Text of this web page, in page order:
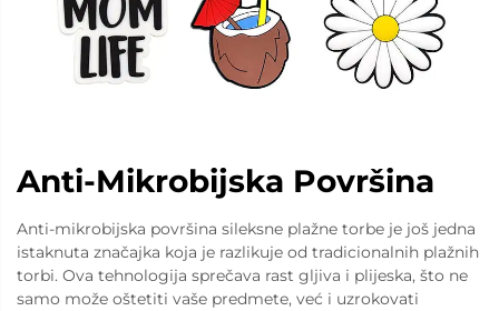
Anti-Mikrobijska Površina
Anti-mikrobijska površina sileksne plažne torbe je još jedna
istaknuta značajka koja je razlikuje od tradicionalnih plažnih
torbi. Ova tehnologija sprečava rast gljiva i plijeska, što ne
samo može oštetiti vaše predmete, već i uzrokovati